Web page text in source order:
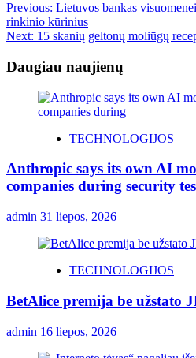
Previous: Lietuvos bankas
rinkinio kūrinius
Next: 15 skanių geltonų moliūgų
Daugiau naujienų
TECHNOLOGIJOS
Anthropic says its own AI
companies during security
admin 31 liepos, 2026
TECHNOLOGIJOS
BetAlice premija be užstato
admin 16 liepos, 2026